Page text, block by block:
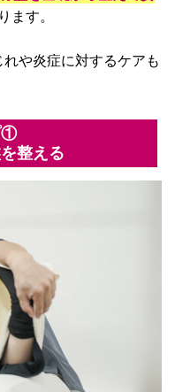
ます。
や炎症に対するケアも
①
整える